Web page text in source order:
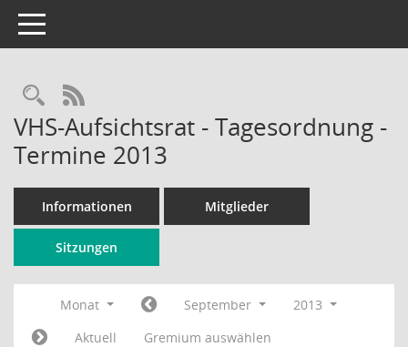
Toggle navigation
Rechercheauswahl
RSS-Feed
VHS-Aufsichtsrat - Tagesordnung -
Termine 2013
Informationen Mitglieder
Sitzungen
Monat September
2013
Aktuell
Gremium auswählen